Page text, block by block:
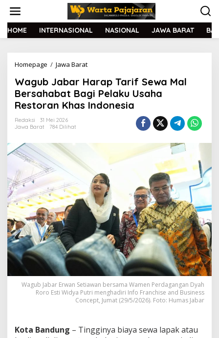
t
HOME INTERNASIONAL NASIONAL JAWA BARAT
Homepage / Jawa Barat
g
u
b
J
r
p
T
a
r
S
e
w
a
M
a
l
B
s
Wagub Jabar Harap Tarif Sewa Mal
Bersahabat Bagi Pelaku Usaha
Restoran Khas Indonesia
Redaksi
31 Mei 2026
Jawa Barat
784 Dilihat
Wagub Jabar Erwan Setiawan bersama Wamen Perdagangan Dyah
Roro Esti Widya Putri menghadiri Info Franchise and Business
Concept, Jumat (29/5/2026). Foto: Humas Jabar
Kota Bandung – Tingginya biaya sewa lapak atau